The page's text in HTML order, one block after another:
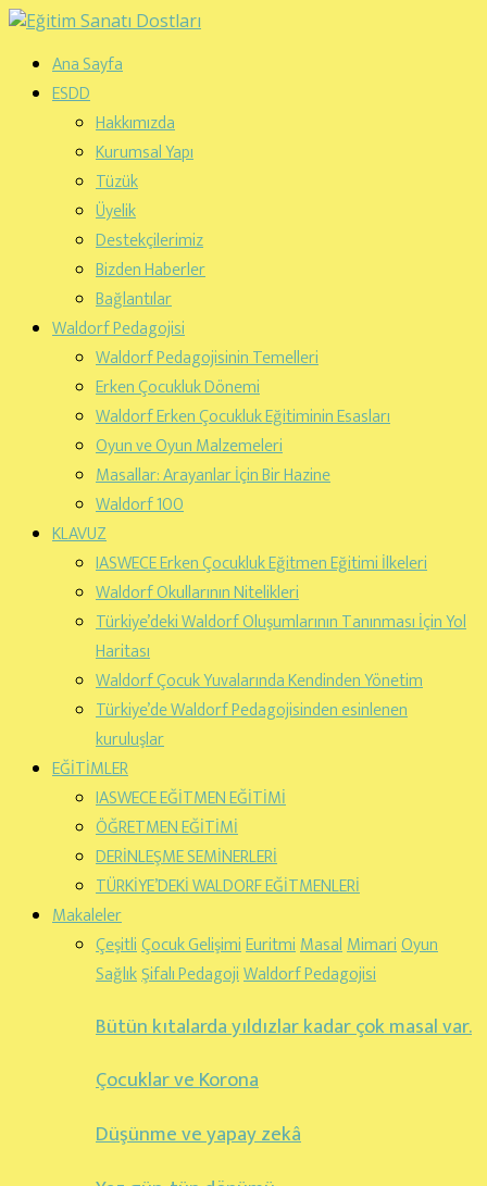
Ana Sayfa
ESDD
Hakkımızda
Kurumsal Yapı
Tüzük
Üyelik
Destekçilerimiz
Bizden Haberler
Bağlantılar
Waldorf Pedagojisi
Waldorf Pedagojisinin Temelleri
Erken Çocukluk Dönemi
Waldorf Erken Çocukluk Eğitiminin Esasları
Oyun ve Oyun Malzemeleri
Masallar: Arayanlar İçin Bir Hazine
Waldorf 100
KLAVUZ
IASWECE Erken Çocukluk Eğitmen Eğitimi İlkeleri
Waldorf Okullarının Nitelikleri
Türkiye’deki Waldorf Oluşumlarının Tanınması İçin Yol
Haritası
Waldorf Çocuk Yuvalarında Kendinden Yönetim
Türkiye’de Waldorf Pedagojisinden esinlenen
kuruluşlar
EĞİTİMLER
IASWECE EĞİTMEN EĞİTİMİ
ÖĞRETMEN EĞİTİMİ
DERİNLEŞME SEMİNERLERİ
TÜRKİYE’DEKİ WALDORF EĞİTMENLERİ
Makaleler
ÇeşitliÇocuk GelişimiEuritmiMasalMimariOyun
SağlıkŞifalı PedagojiWaldorf Pedagojisi
Bütün kıtalarda yıldızlar kadar çok masal var.
Çocuklar ve Korona
Düşünme ve yapay zekâ